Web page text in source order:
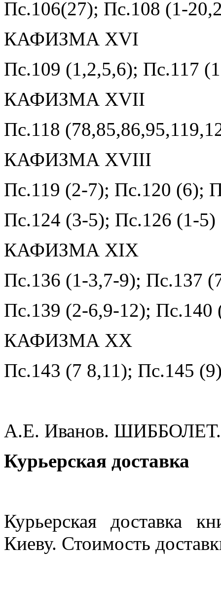
Пс.106(27); Пс.108 (1-
КАФИЗМА XVI
Пс.109 (1,2,5,6); Пс.117
КАФИЗМА XVII
Пс.118
КАФИЗМА XVIII
Пс.119 (2-7); Пс.120 (6);
Пс.124 (3-5); Пс.126 (1-
КАФИЗМА XIX
Пс.136 (1-3,7-9); Пс.137
Пс.139 (2-6,9-12); Пс.140
КАФИЗМА XX
Пс.143 (7 8,11); Пс.145
А.Е. Иванов. ШИББОЛЕТ.
Курьерская доставка
Курьерская доставка
Киеву. Стоимость